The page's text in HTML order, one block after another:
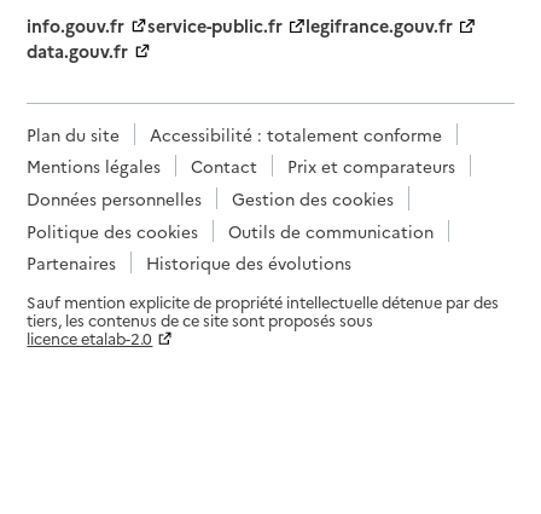
info.gouv.fr
service-public.fr
legifrance.gouv.fr
data.gouv.fr
Plan du site
Accessibilité : totalement conforme
Mentions légales
Contact
Prix et comparateurs
Données personnelles
Gestion des cookies
Politique des cookies
Outils de communication
Partenaires
Historique des évolutions
Sauf mention explicite de propriété intellectuelle détenue par des
tiers, les contenus de ce site sont proposés sous
licence etalab-2.0